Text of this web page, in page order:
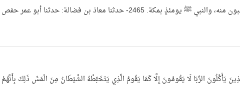
فيتقصف عليه نساء المشركين وأبناؤهم يعجبون منه، والنبي ﷺ يومئذٍ بمكة. 2465- حدثنا معاذ بن فضالة: حدثنا أبو
يَأْكُلُونَ الرِّبَا لَا يَقُومُونَ إِلَّا كَمَا يَقُومُ الَّذِي يَتَخَبَّطُهُ الشَّيْطَانُ مِنَ الْمَسِّ ذَلِكَ بِأَنَّهُمْ